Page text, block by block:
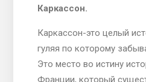
Каркассон.
Каркассон-это целый
гуляя по которому
Это место во истину
Франции, который